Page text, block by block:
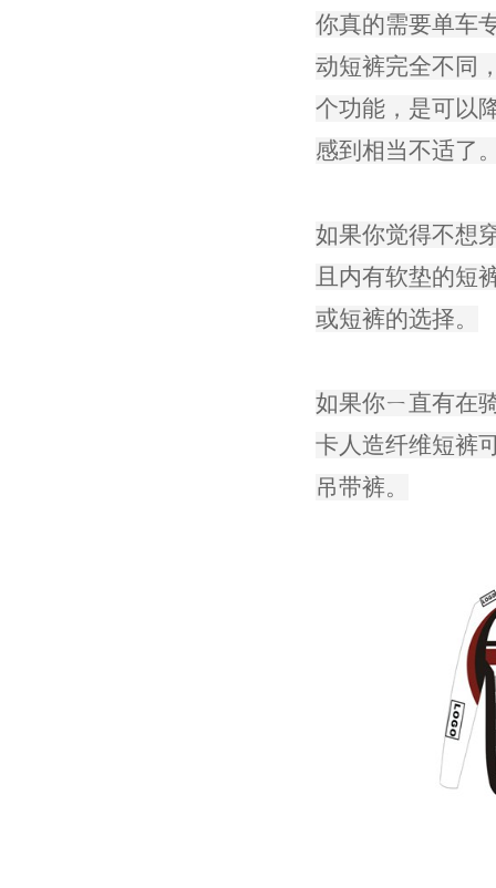
你真的需要单车
动短裤完全不同
个功能，是可以
感到相当不适了
如果你觉得不想
且内有软垫的短
或短裤的选择。
如果你ㄧ直有在
卡人造纤维短裤
吊带裤。